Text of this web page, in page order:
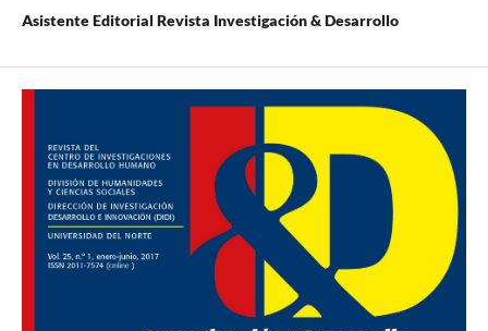
Asistente Editorial Revista Investigación & Desarrollo